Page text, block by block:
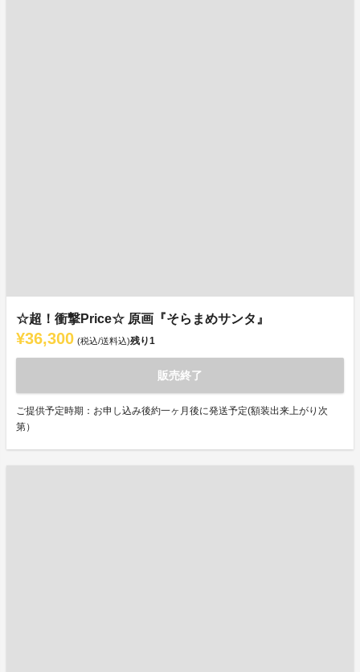
☆超！衝撃Price☆ 原画『そらまめサンタ』
¥36,300 (税込/送料込)残り1
販売終了
ご提供予定時期：お申し込み後約一ヶ月後に発送予定(額装出来上がり次
第）